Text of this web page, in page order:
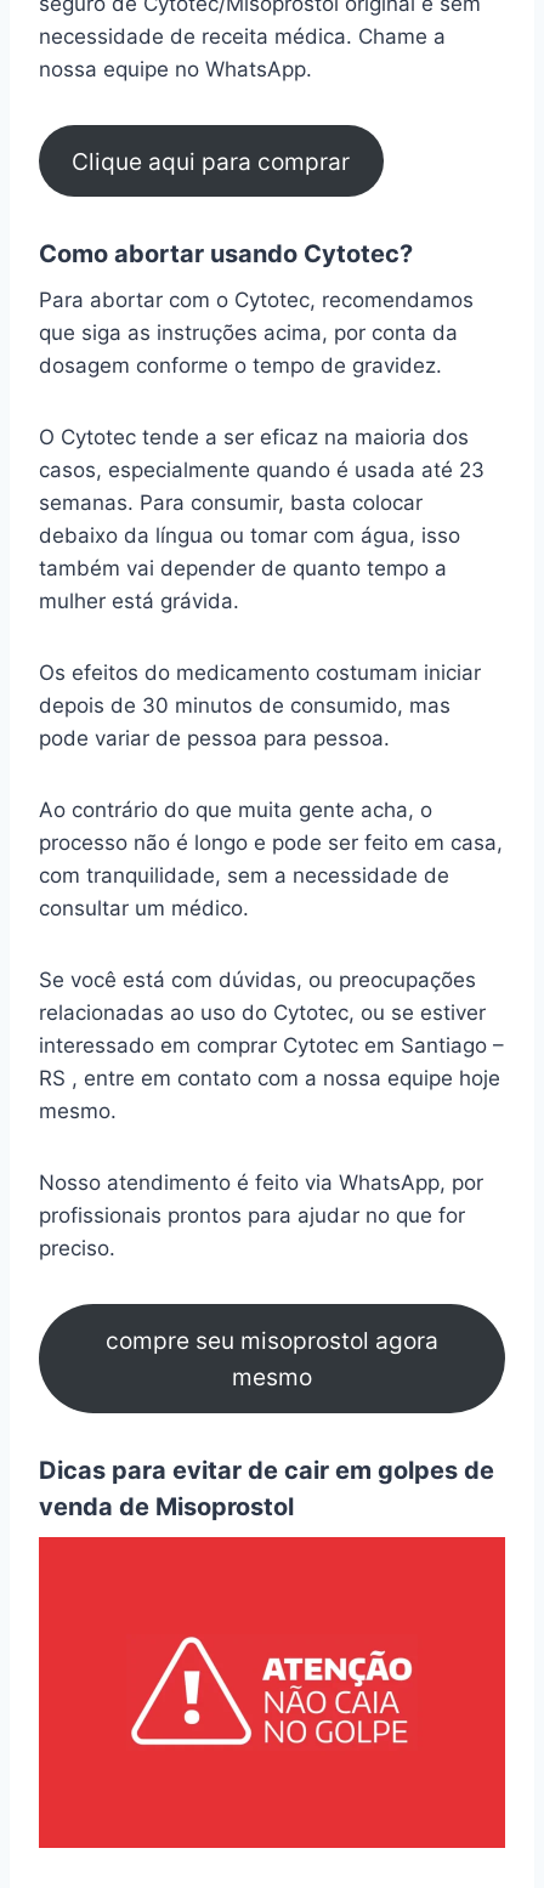
necessidade de receita médica. Chame a
nossa equipe no WhatsApp.
Clique aqui para comprar
Como abortar usando Cytotec?
Para abortar com o Cytotec, recomendamos
que siga as instruções acima, por conta da
dosagem conforme o tempo de gravidez.
O Cytotec tende a ser eficaz na maioria dos
casos, especialmente quando é usada até 23
semanas. Para consumir, basta colocar
debaixo da língua ou tomar com água, isso
também vai depender de quanto tempo a
mulher está grávida.
Os efeitos do medicamento costumam iniciar
depois de 30 minutos de consumido, mas
pode variar de pessoa para pessoa.
Ao contrário do que muita gente acha, o
processo não é longo e pode ser feito em casa,
com tranquilidade, sem a necessidade de
consultar um médico.
Se você está com dúvidas, ou preocupações
relacionadas ao uso do Cytotec, ou se estiver
interessado em comprar Cytotec em Santiago –
RS , entre em contato com a nossa equipe hoje
mesmo.
Nosso atendimento é feito via WhatsApp, por
profissionais prontos para ajudar no que for
preciso.
compre seu misoprostol agora
mesmo
Dicas para evitar de cair em golpes de
venda de Misoprostol